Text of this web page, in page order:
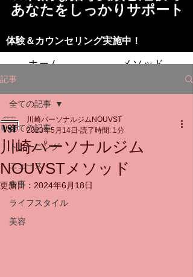
​あなたをしっかりサポート
​​​体験＆カウンセリング実施中！
ホーム メソッド
トレーニングの流れ 施設
スタッフ よくある質問 料金
お問い合わせ
記事
全ての記事
トレーニング
ニュース
食事
ライフスタイル
美容
全ての記事
川崎パーソナルジム
NOUVSTメソッド
川崎パーソナルジムNOUVST
2023年5月14日 読了時間: 1分
更新日： 2024年6月18日